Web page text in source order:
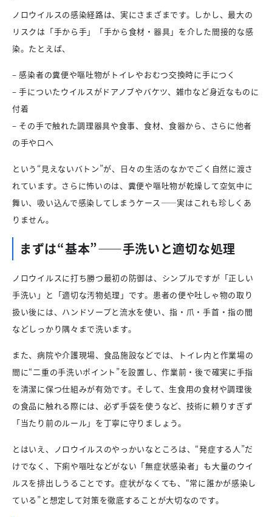
ノロウイルスの感染経路は、実にさまざまです。しかし、最大の
リスクは「手から手」「手から食材・器具」を介した間接的な感
染。たとえば、
– 感染者の糞便や嘔吐物がトイレやおむつ交換時に手につく
– 手についたウイルスがドアノブやバケツ、雑巾など身近なものに
付着
– その手で触れた調理器具や食事、食材、食器から、さらに他者
の手や口へ
という“見えないバトン”が、日々の生活のなかでごく自然に渡さ
れています。さらに怖いのは、糞便や嘔吐物が乾燥して空気中に
舞い、吸い込んで感染してしまうケース――実はこれも珍しくあ
りません。
まずは“基本”――手洗いと適切な処理
ノロウイルスに打ち勝つ最初の防御は、シンプルですが「正しい
手洗い」と「適切な汚物処理」です。患者の便や吐しゃ物の取り
扱い後には、ハンドソープと流水を使い、指・爪・手首・指の間
などしっかり隅々まで洗います。
また、病院や介護現場、食品施設などでは、トイレ内と作業場の
間に“二重の手洗いポイント”を設置し、作業前・後で確実に手指
を清潔に保つ仕組みが有効です。そして、生食用の食材や調理後
の食品に触れる際には、必ず手袋を使うなど、技術に頼りすぎず
「当たり前のルール」を丁寧に守りましょう。
とはいえ、ノロウイルスのやっかいなところは、“発症する人”だ
けでなく、下痢や嘔吐などがない「無症状感染者」も大量のウイ
ルスを排出しうることです。症状がなくても、“常に誰かが感染し
ている”と想定して対策を徹底することが大切なのです。